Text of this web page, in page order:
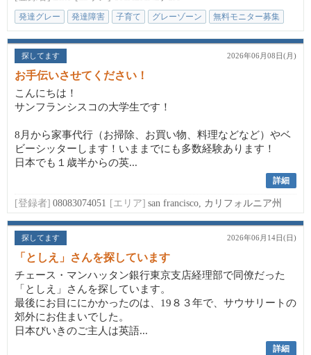
発達グレー 発達障害 子育て グレーゾーン 無料モニター募集
探してます 2026年06月08日(月)
お手伝いさせてください！
こんにちは！
サンフランシスコの大学生です！
8月から家事代行（お掃除、お買い物、料理などなど）やベ
ビーシッターします！いままでにも多数経験あります！
日本でも１歳半からの英...
詳細
[登録者] 08083074051 [エリア] san francisco, カリフォルニア州
探してます 2026年06月14日(日)
「としえ」さんを探しています
チェース・マンハッタン銀行東京支店経理部で同僚だった
「としえ」さんを探しています。
最後にお目ににかかったのは、19８３年で、サウサリートの
郊外にお住まいでした。
日本びいきのご主人は英語...
詳細